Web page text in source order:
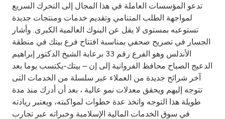
Contact us
Branch & ATM locator
Germany
Malaysia
تدعو المؤسسات العاملة في هذا المجال إلى التحرك السريع
لمواجهة الطلب المتنامي وتقديم خدمات ومنتجات جديدة
تستوعبه بمستوى لا يقل عن البنوك العالمية الكبرى. وأشار
الجسار في تصريح صحفي بمناسبة افتتاح فرع بيتك في منطقة
الأندلس وهو الفرع رقم 33 برعاية الشيخ الدكتور إبراهيم
الدعيج الصباح محافظ الفروانية إلى إن – بيتك-يكتسب يوما بعد
آخر شرائح جديدة من العملاء عبر سلسلة من الخدمات التى
تتوجه إليهم ويحقق معدلات نمو عالية ، بعد أن أدرك منذ مدة
طويلة هذا التوجه واتخذ عدة خطوات لمواكبته، ويعتبر ريادته
في سوق الخدمات المالية الإسلامية وخبراته عبر تجارب